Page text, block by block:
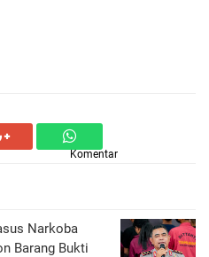
Komentar
Narkoba
Barang Bukti